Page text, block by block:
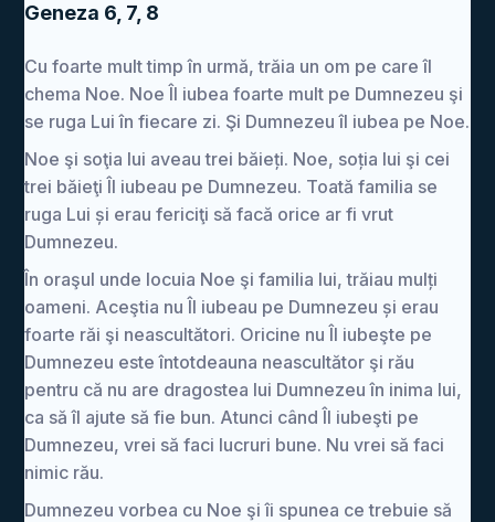
Geneza 6, 7, 8
Cu foarte mult timp în urmă, trăia un om pe care îl
chema Noe. Noe Îl iubea foarte mult pe Dumnezeu şi
se ruga Lui în fiecare zi. Şi Dumnezeu îl iubea pe Noe.
Noe şi soţia lui aveau trei băieți. Noe, soția lui şi cei
trei băieţi Îl iubeau pe Dumnezeu. Toată familia se
ruga Lui și erau fericiţi să facă orice ar fi vrut
Dumnezeu.
În oraşul unde locuia Noe şi familia lui, trăiau mulți
oameni. Aceştia nu Îl iubeau pe Dumnezeu și erau
foarte răi şi neascultători. Oricine nu Îl iubeşte pe
Dumnezeu este întotdeauna neascultător şi rău
pentru că nu are dragostea lui Dumnezeu în inima lui,
ca să îl ajute să fie bun. Atunci când Îl iubeşti pe
Dumnezeu, vrei să faci lucruri bune. Nu vrei să faci
nimic rău.
Dumnezeu vorbea cu Noe şi îi spunea ce trebuie să